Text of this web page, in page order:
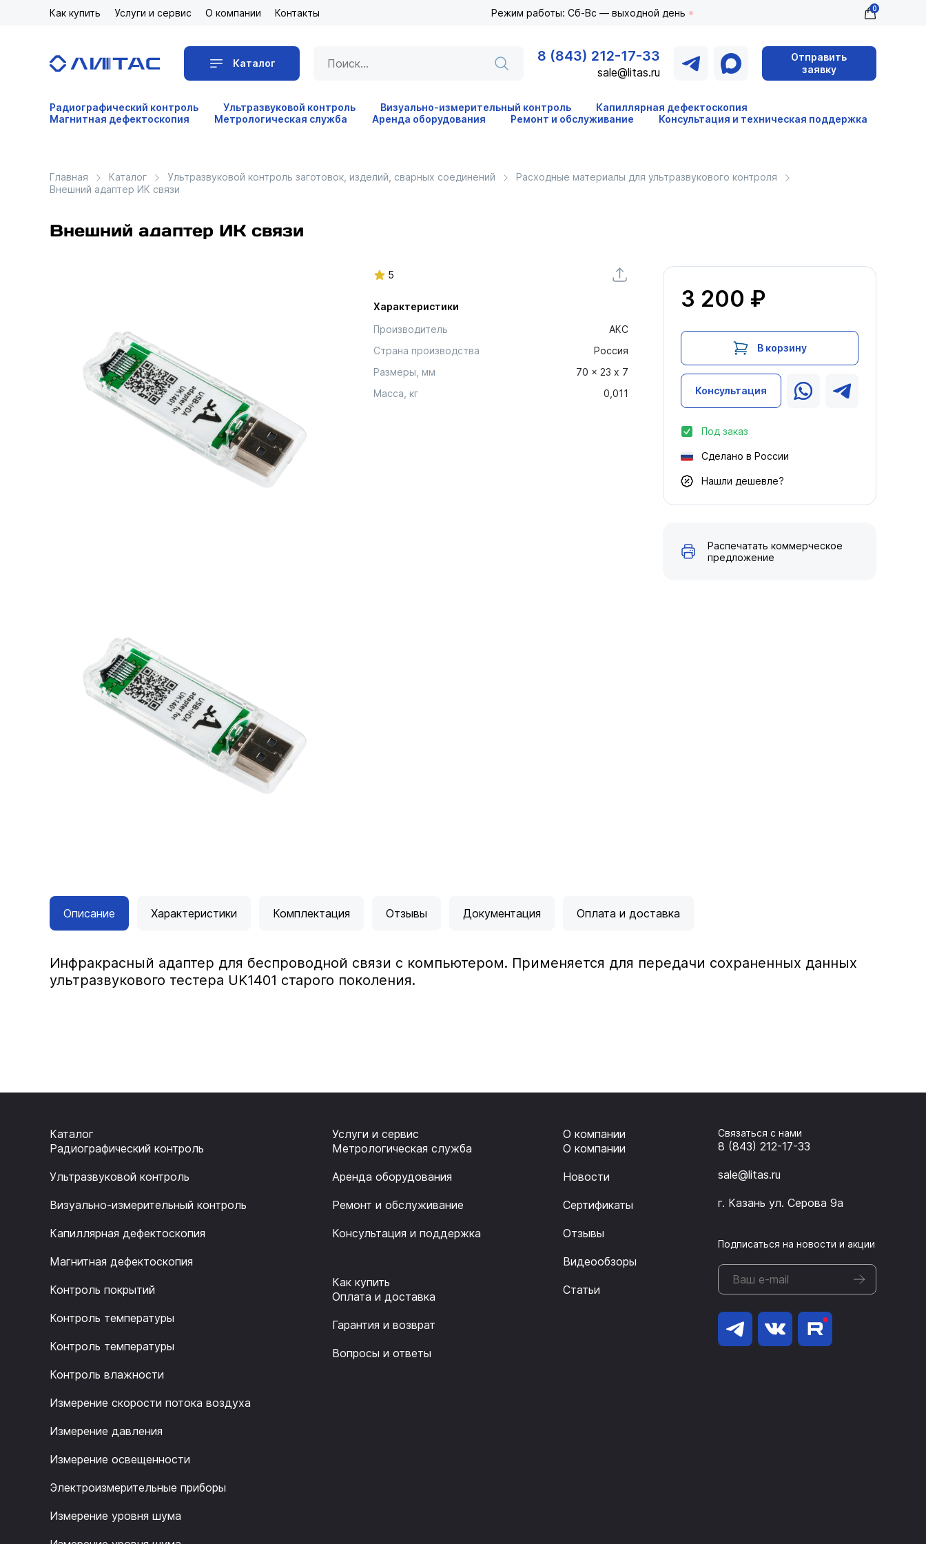
Как купить Услуги и сервис О компании Контакты Режим работы: Сб-Вс — выходной день 0
Каталог 8 (843) 212-17-33
sale@litas.ru
Отправить
заявку
Радиографический контроль Ультразвуковой контроль Визуально-измерительный контроль
Капиллярная дефектоскопия
Магнитная дефектоскопия
Метрологическая служба Аренда оборудования Ремонт и обслуживание Консультация и техническая поддержка
Главная Каталог Ультразвуковой контроль заготовок, изделий, сварных соединений
Расходные материалы для ультразвукового контроля
Внешний адаптер ИК связи
Внешний адаптер ИК связи
5
Характеристики
Производитель
АКС
Страна производства
Россия
Размеры, мм
70 x 23 х 7
Масса, кг
0,011
3 200 ₽
В корзину
Консультация
Под заказ
Сделано в России
Нашли дешевле?
Распечатать коммерческое
предложение
Описание Характеристики Комплектация Отзывы Документация Оплата и доставка
Инфракрасный адаптер для беспроводной связи с компьютером. Применяется для передачи сохраненных данных
ультразвукового тестера UK1401 старого поколения.
Каталог
Радиографический контроль
Ультразвуковой контроль
Визуально-измерительный контроль
Капиллярная дефектоскопия
Магнитная дефектоскопия
Контроль покрытий
Контроль температуры
Контроль температуры
Контроль влажности
Измерение скорости потока воздуха
Измерение давления
Измерение освещенности
Электроизмерительные приборы
Измерение уровня шума
Услуги и сервис
Метрологическая служба
Аренда оборудования
Ремонт и обслуживание
Консультация и поддержка
Как купить
Оплата и доставка
Гарантия и возврат
Вопросы и ответы
О компании
О компании
Новости
Сертификаты
Отзывы
Видеообзоры
Статьи
Связаться с нами
8 (843) 212-17-33
sale@litas.ru
г. Казань ул. Серова 9а
Подписаться на новости и акции